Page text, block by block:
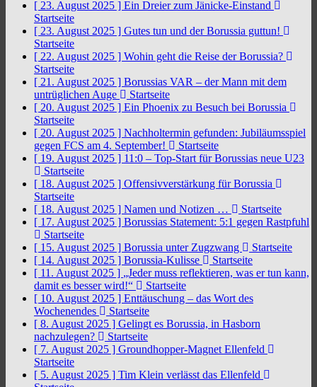
[ 23. August 2025 ] Ein Dreier zum Jänicke-Einstand
Startseite
[ 23. August 2025 ] Gutes tun und der Borussia guttun!
Startseite
[ 22. August 2025 ] Wohin geht die Reise der Borussia?
Startseite
[ 21. August 2025 ] Borussias VAR – der Mann mit dem
untrüglichen Auge
Startseite
[ 20. August 2025 ] Ein Phoenix zu Besuch bei Borussia
Startseite
[ 20. August 2025 ] Nachholtermin gefunden: Jubiläumsspiel
gegen FCS am 4. September!
Startseite
[ 19. August 2025 ] 11:0 – Top-Start für Borussias neue U23
Startseite
[ 18. August 2025 ] Offensivverstärkung für Borussia
Startseite
[ 18. August 2025 ] Namen und Notizen …
Startseite
[ 17. August 2025 ] Borussias Statement: 5:1 gegen Rastpfuhl
Startseite
[ 15. August 2025 ] Borussia unter Zugzwang
Startseite
[ 14. August 2025 ] Borussia-Kulisse
Startseite
[ 11. August 2025 ] „Jeder muss reflektieren, was er tun kann,
damit es besser wird!“
Startseite
[ 10. August 2025 ] Enttäuschung – das Wort des
Wochenendes
Startseite
[ 8. August 2025 ] Gelingt es Borussia, in Hasborn
nachzulegen?
Startseite
[ 7. August 2025 ] Groundhopper-Magnet Ellenfeld
Startseite
[ 5. August 2025 ] Tim Klein verlässt das Ellenfeld